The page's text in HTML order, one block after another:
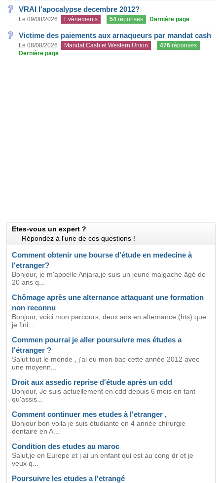
VRAI l'apocalypse decembre 2012?
Le 09/08/2026 Evènements 54 réponses Dernière page
Victime des paiements aux arnaqueurs par mandat cash
Le 08/08/2026 Mandat Cash et Western Union 476 réponses
Dernière page
Etes-vous un expert ?
Répondez à l'une de ces questions !
Comment obtenir une bourse d'étude en medecine à
l'etranger?
Bonjour, je m'appelle Anjara,je suis un jeune malgache âgé de
20 ans q...
Chômage après une alternance attaquant une formation
non reconnu
Bonjour, voici mon parcours, deux ans en alternance (bts) que
je fini...
Commen pourrai je aller poursuivre mes études a
l'étranger ?
Salut tout le monde , j'ai eu mon bac cette année 2012 avec
une moyenn...
Droit aux assedic reprise d'étude après un cdd
Bonjour, Je suis actuellement en cdd depuis 6 mois en tant
qu'assis...
Comment continuer mes etudes à l'etranger ,
Bonjour bon voila je suis étudiante en 4 année chirurgie
dentaire en A...
Condition des etudes au maroc
Salut,je en Europe et j ai un enfant qui est au cong dr et je
veux q...
Poursuivre les etudes a l'etrangé